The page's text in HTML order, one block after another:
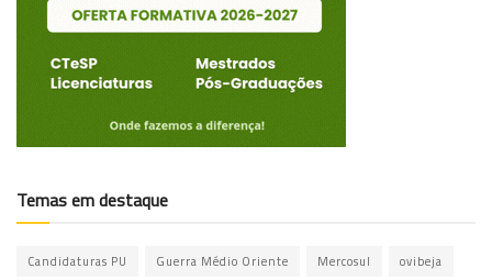
Temas em destaque
Candidaturas PU Guerra Médio Oriente Mercosul ovibeja